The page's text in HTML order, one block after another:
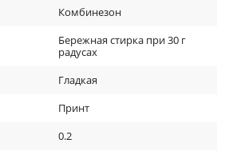
Комбинезон
Бережная стирка при 30 г
радусах
Гладкая
Принт
0.2